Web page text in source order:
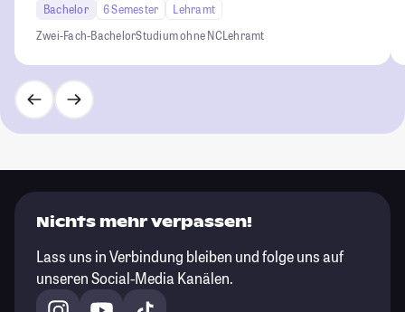
Bachelor 6 Semester
Lehramt
Zwei-Fach-BachelorStudium ohne NCLehramt
Nichts mehr verpassen!
Lass uns in Verbindung bleiben und folge uns auf
unseren Social-Media Kanälen.